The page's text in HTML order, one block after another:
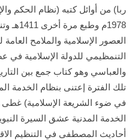
ربا) من أوائل كتبه (نظام الحكم
1978م
العصور الإسلامية والملامح
التنمظيمي للدولة الإسلامية في
والعباسي وهو كتاب جمع بين
تلك الفترة إعتنى بنظام الخدمة
في ضوء الشريعة الإسلامية)
الخدمة المدنية عشق السيرة
أحاديث المصطفى في التنظيم